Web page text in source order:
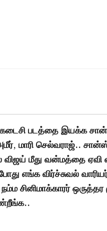
படத்தை இயக்க
மாரி செல்வராஜ்..
விஜய் மீது வன்மத்தை ஏவி
எங்க விர்ச்சுவல்
சினிமாக்காரர் ஒருத்தர